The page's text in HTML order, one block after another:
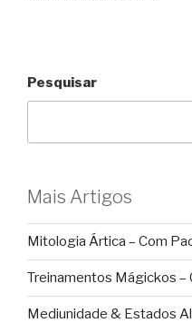
Pesquisar
Mais Artigos
Mitologia Ártica – Com
Treinamentos Mágickos
Mediunidade & Estados